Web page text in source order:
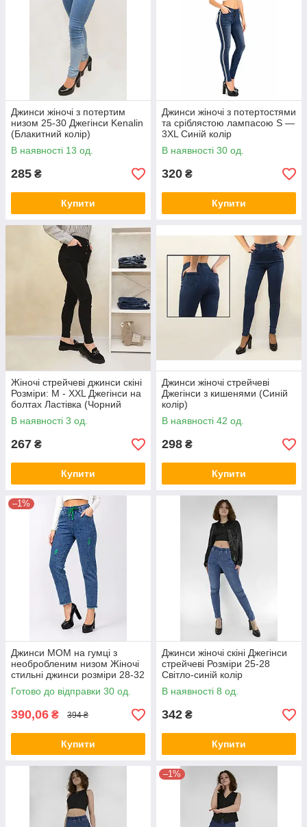
Джинси жіночі з потертим
низом 25-30 Джегінси Kenalin
(Блакитний колір)
В наявності 13 од.
285 ₴
Купити
Джинси жіночі з потертостями
та сріблястою лампасою S —
3XL Синій колір
В наявності 30 од.
320 ₴
Купити
Жіночі стрейчеві джинси скіні
Розміри: M - XXL Джегінси на
болтах Ластівка (Чорний
колір)
В наявності 3 од.
267 ₴
Купити
Джинси жіночі стрейчеві
Джегінси з кишенями (Синій
колір)
В наявності 42 од.
298 ₴
Купити
–1%
Джинси МОМ на гумці з
необробленим низом Жіночі
стильні джинси розміри 28-32
Зелені виворіт
Готово до відправки 30 од.
390,06 ₴ 394 ₴
Купити
Джинси жіночі скіні Джегінси
стрейчеві Розміри 25-28
Світло-синій колір
В наявності 8 од.
342 ₴
Купити
–1%